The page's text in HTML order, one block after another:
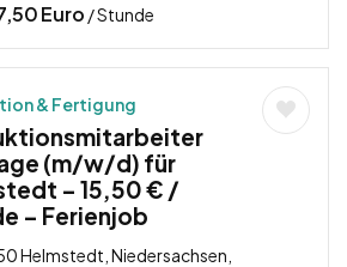
Euro / Stunde
& Fertigung
(m/w/d) für
– 15,50 € /
– Ferienjob
Helmstedt, Niedersachsen,